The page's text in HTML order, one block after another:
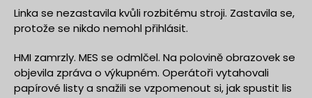
Linka se nezastavila kvůli rozbitému stroji. Zastavila se,
protože se nikdo nemohl přihlásit.
HMI zamrzly. MES se odmlčel. Na polovině obrazovek se
objevila zpráva o výkupném. Operátoři vytahovali
papírové listy a snažili se vzpomenout si, jak spustit lis